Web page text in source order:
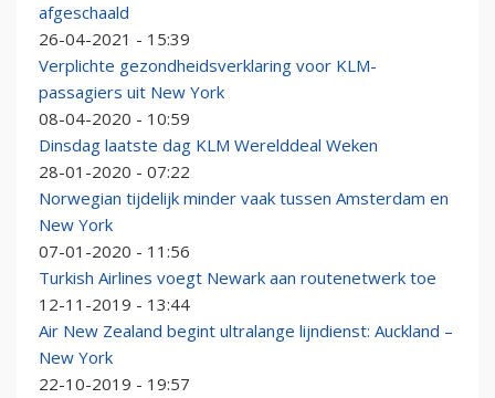
afgeschaald
26-04-2021 - 15:39
Verplichte gezondheidsverklaring voor KLM-
passagiers uit New York
08-04-2020 - 10:59
Dinsdag laatste dag KLM Werelddeal Weken
28-01-2020 - 07:22
Norwegian tijdelijk minder vaak tussen Amsterdam en
New York
07-01-2020 - 11:56
Turkish Airlines voegt Newark aan routenetwerk toe
12-11-2019 - 13:44
Air New Zealand begint ultralange lijndienst: Auckland –
New York
22-10-2019 - 19:57